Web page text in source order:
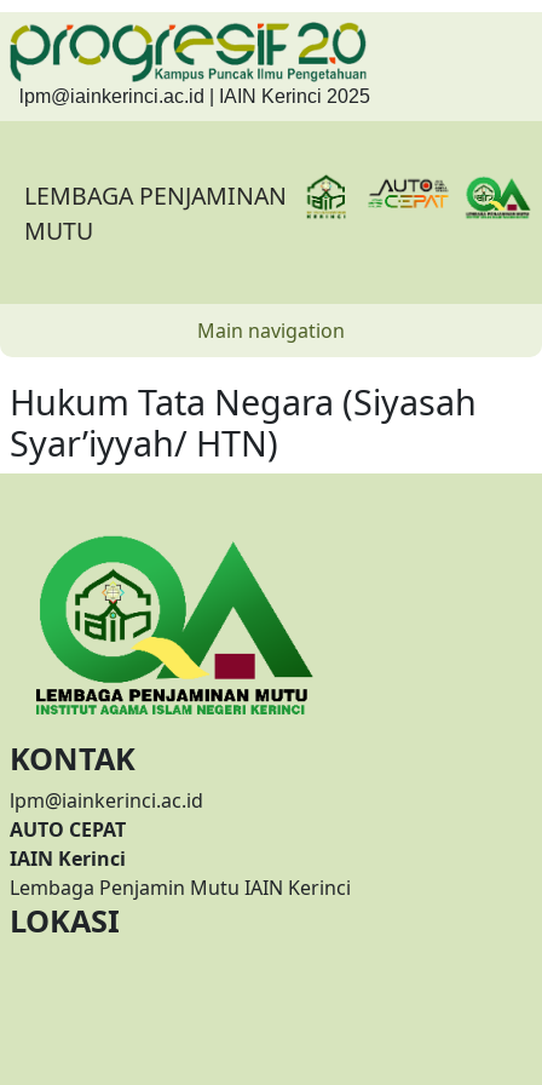
Skip to main content
lpm@iainkerinci.ac.id | IAIN Kerinci 2025
LEMBAGA PENJAMINAN
MUTU
Main navigation
Hukum Tata Negara (Siyasah
Syar’iyyah/ HTN)
KONTAK
lpm@iainkerinci.ac.id
AUTO CEPAT
IAIN Kerinci
Lembaga Penjamin Mutu IAIN Kerinci
LOKASI